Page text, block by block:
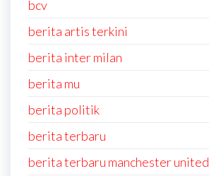
bcv
berita artis terkini
berita inter milan
berita mu
berita politik
berita terbaru
berita terbaru manchester united